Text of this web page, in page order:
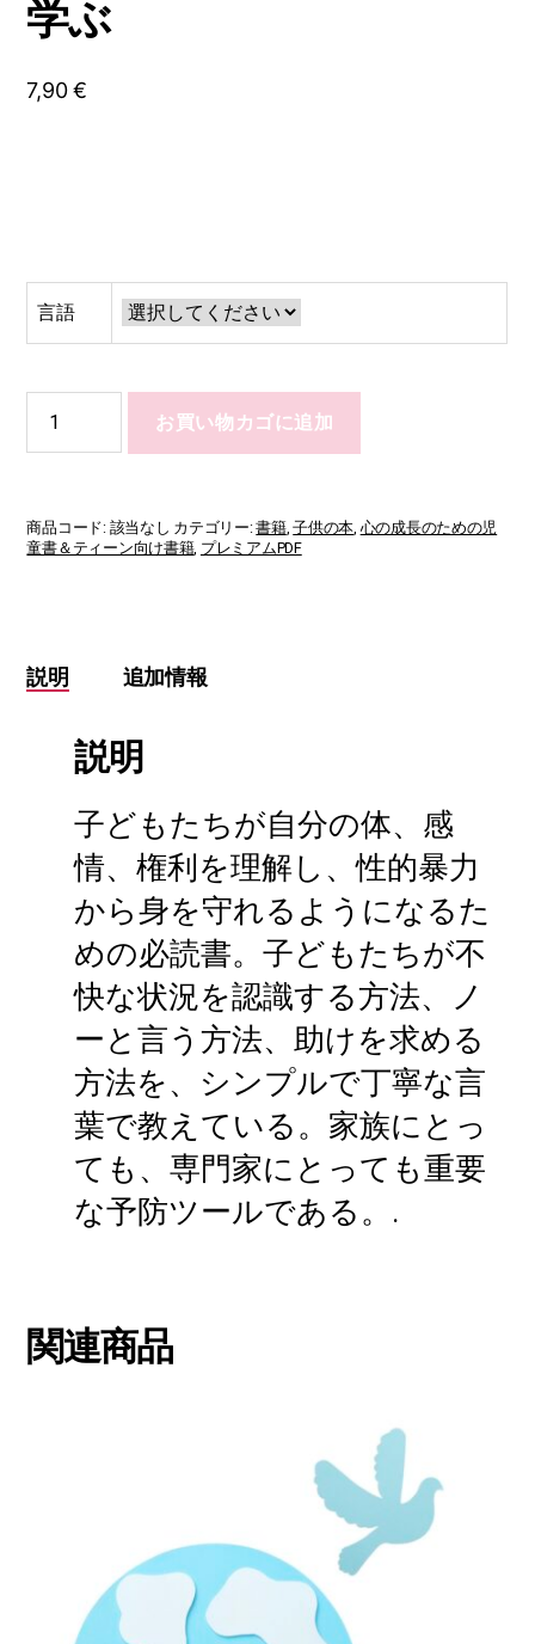
学ぶ
7,90€
言語
No!
No!
to
Protect
Myself
お買い物カゴに追加
商品コード: 該当なし カテゴリー:書籍,子供の本 心の成長のための児
童書＆ティーン向け書籍, プレミアムPDF
説明 追加情報
説明
子どもたちが自分の体、感
情、権利を理解し、性的暴力
から身を守れるようになるた
めの必読書。子どもたちが不
快な状況を認識する方法、ノ
ーと言う方法、助けを求める
方法を、シンプルで丁寧な言
葉で教えている。家族にとっ
ても、専門家にとっても重要
な予防ツールである。.
関連商品